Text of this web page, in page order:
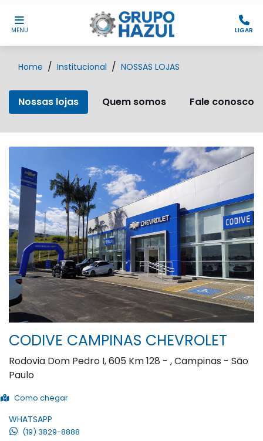
MENU LIGAR
Home Institucional NOSSAS LOJAS
Quem somos
Nossas lojas Fale conosco
CODIVE CAMPINAS CHEVROLET
Rodovia Dom Pedro I, 605 Km 128 - , Campinas - São
Paulo
Como chegar
WHATSAPP
(19) 3829-8888